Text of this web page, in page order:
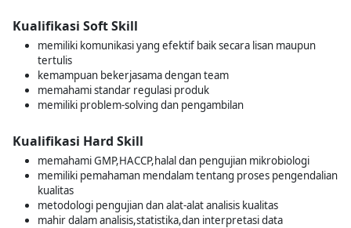
Kualifikasi Soft Skill
memiliki komunikasi yang efektif baik secara lisan maupun
tertulis
kemampuan bekerjasama dengan team
memahami standar regulasi produk
memiliki problem-solving dan pengambilan
Kualifikasi Hard Skill
memahami GMP,HACCP,halal dan pengujian mikrobiologi
memiliki pemahaman mendalam tentang proses pengendalian
kualitas
metodologi pengujian dan alat-alat analisis kualitas
mahir dalam analisis,statistika,dan interpretasi data